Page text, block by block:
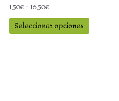
Valorado
con
0
1,50€–16,50€
Seleccionar opciones